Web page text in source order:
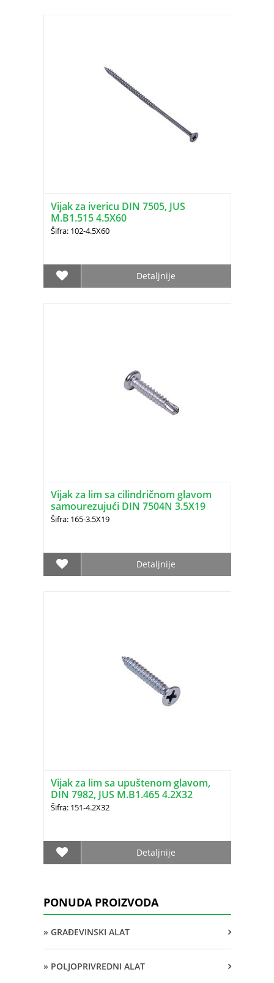
Vijak za ivericu DIN 7505, JUS
M.B1.515 4.5X60
Šifra: 102-4.5X60
Detaljnije
Vijak za lim sa cilindričnom glavom
samourezujući DIN 7504N 3.5X19
Šifra: 165-3.5X19
Detaljnije
Vijak za lim sa upuštenom glavom,
DIN 7982, JUS M.B1.465 4.2X32
Šifra: 151-4.2X32
Detaljnije
PONUDA PROIZVODA
» GRAĐEVINSKI ALAT
» POLJOPRIVREDNI ALAT